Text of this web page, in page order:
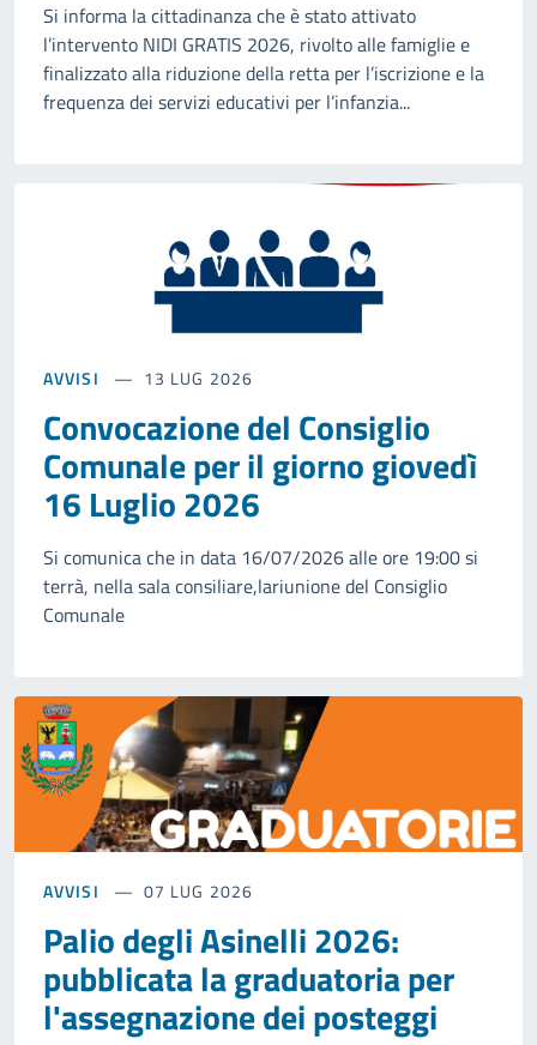
Si informa la cittadinanza che è stato attivato
l’intervento NIDI GRATIS 2026, rivolto alle famiglie e
finalizzato alla riduzione della retta per l’iscrizione e la
frequenza dei servizi educativi per l’infanzia...
AVVISI 13 LUG 2026
Convocazione del Consiglio
Comunale per il giorno giovedì
16 Luglio 2026
Si comunica che in data 16/07/2026 alle ore 19:00 si
terrà, nella sala consiliare,lariunione del Consiglio
Comunale
AVVISI 07 LUG 2026
Palio degli Asinelli 2026:
pubblicata la graduatoria per
l'assegnazione dei posteggi